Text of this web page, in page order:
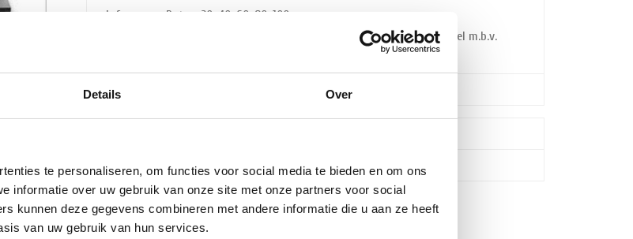
Details Over
te personaliseren, om functies voor social media te bieden en om ons
informatie over uw gebruik van onze site met onze partners voor social
kunnen deze gegevens combineren met andere informatie die u aan ze heeft
van uw gebruik van hun services.
Info
Poten: 20-40-60-80-100cm.
Deze delen kunnen geschakeld worden tot een groter geheel m.b.v.
Prijs
Prijs € 15,00
Vraag offerte aan